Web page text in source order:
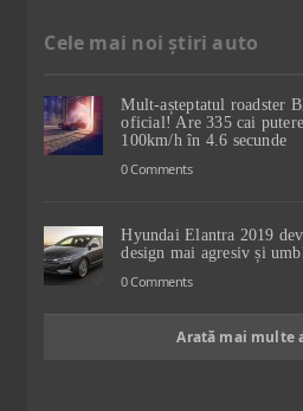
Cele mai noi știri auto
Mult-așteptatul roadster
oficial! Are 335 cai
100km/h în 4.6 secunde
0 Comments
Hyundai Elantra 2019
design mai agresiv și
0 Comments
Arată mai multe